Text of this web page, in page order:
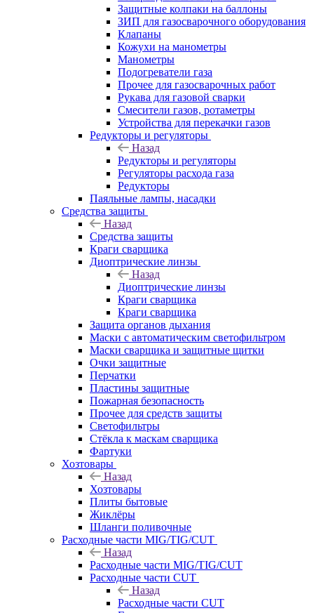
Защитные колпаки на баллоны
ЗИП для газосварочного оборудования
Клапаны
Кожухи на манометры
Манометры
Подогреватели газа
Прочее для газосварочных работ
Рукава для газовой сварки
Смесители газов, ротаметры
Устройства для перекачки газов
Редукторы и регуляторы
Назад
Редукторы и регуляторы
Регуляторы расхода газа
Редукторы
Паяльные лампы, насадки
Средства защиты
Назад
Средства защиты
Краги сварщика
Диоптрические линзы
Назад
Диоптрические линзы
Краги сварщика
Краги сварщика
Защита органов дыхания
Маски с автоматическим светофильтром
Маски сварщика и защитные щитки
Очки защитные
Перчатки
Пластины защитные
Пожарная безопасность
Прочее для средств защиты
Светофильтры
Стёкла к маскам сварщика
Фартуки
Хозтовары
Назад
Хозтовары
Плиты бытовые
Жиклёры
Шланги поливочные
Расходные части MIG/TIG/CUT
Назад
Расходные части MIG/TIG/CUT
Расходные части CUT
Назад
Расходные части CUT